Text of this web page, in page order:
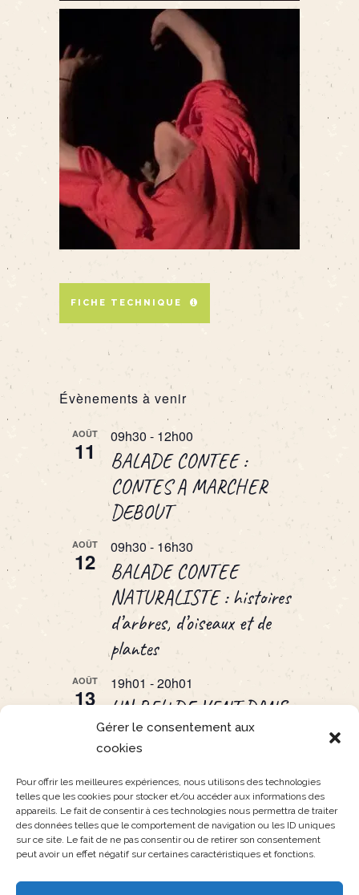
Gérer le consentement aux
cookies
Pour offrir les meilleures expériences, nous utilisons des technologies
telles que les cookies pour stocker et/ou accéder aux informations des
appareils. Le fait de consentir à ces technologies nous permettra de traiter
des données telles que le comportement de navigation ou les ID uniques
sur ce site. Le fait de ne pas consentir ou de retirer son consentement
peut avoir un effet négatif sur certaines caractéristiques et fonctions.
FICHE TECHNIQUE
Évènements à venir
AOÛT
11
09h30 - 12h00
BALADE CONTEE :
CONTES A MARCHER
DEBOUT
AOÛT
12
09h30 - 16h30
BALADE CONTEE
NATURALISTE : histoires
d’arbres, d’oiseaux et de
plantes
AOÛT
13
19h01 -20h01
UN PEU DE VENT DANS
LES PLUMES